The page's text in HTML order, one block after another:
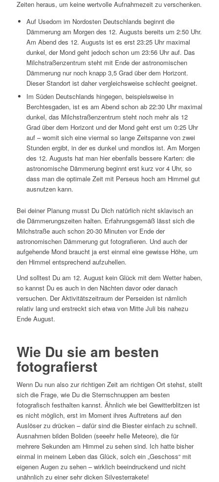
Zeiten heraus, um keine wertvolle Aufnahmezeit zu verschenken.
Auf Usedom im Nordosten Deutschlands beginnt die
Dämmerung am Morgen des 12. Augusts bereits um 2:50 Uhr.
Am Abend des 12. Augusts ist es erst 23:25 Uhr maximal
dunkel, der Mond geht jedoch schon um 23:56 Uhr auf. Das
Milchstraßenzentrum steht mit Ende der astronomischen
Dämmerung nur noch knapp 3,5 Grad über dem Horizont.
Dieser Standort ist daher vergleichsweise schlecht geeignet.
Im Süden Deutschlands hingegen, beispielsweise in
Berchtesgaden, ist es am Abend schon ab 22:30 Uhr maximal
dunkel, das Milchstraßenzentrum steht noch mehr als 12
Grad über dem Horizont und der Mond geht erst um 0:25 Uhr
auf – womit sich eine viermal so lange Zeitspanne von zwei
Stunden ergibt, in der es dunkel und mondlos ist. Am Morgen
des 12. Augusts hat man hier ebenfalls bessere Karten: die
astronomische Dämmerung beginnt erst kurz vor 4 Uhr, so
dass man die optimale Zeit mit Perseus hoch am Himmel gut
ausnutzen kann.
Bei deiner Planung musst Du Dich natürlich nicht sklavisch an
die Dämmerungszeiten halten. Erfahrungsgemäß lässt sich die
Milchstraße auch schon 20-30 Minuten vor Ende der
astronomischen Dämmerung gut fotografieren. Und auch der
aufgehende Mond braucht ja erst einmal eine gewisse Höhe, um
den Himmel entsprechend aufzuhellen.
Und solltest Du am 12. August kein Glück mit dem Wetter haben,
so kannst Du es auch in den Nächten davor oder danach
versuchen. Der Aktivitätszeitraum der Perseiden ist nämlich
relativ lang und erstreckt sich etwa von Mitte Juli bis nahezu
Ende August.
Wie Du sie am besten
fotografierst
Wenn Du nun also zur richtigen Zeit am richtigen Ort stehst, stellt
sich die Frage, wie Du die Sternschnuppen am besten
fotografisch festhalten kannst. Ähnlich wie bei Gewitterblitzen ist
es nicht möglich, erst im Moment ihres Auftretens auf den
Auslöser zu drücken – dafür sind die Biester einfach zu schnell.
Ausnahmen bilden Boliden (seeehr helle Meteore), die für
mehrere Sekunden am Himmel zu sehen sind. Ich hatte bisher
einmal in meinem Leben das Glück, solch ein „Geschoss“ mit
eigenen Augen zu sehen – wirklich beeindruckend und nicht
unähnlich zu einer sehr dicken Silvesterrakete!